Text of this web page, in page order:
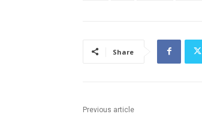
Share
Previous article